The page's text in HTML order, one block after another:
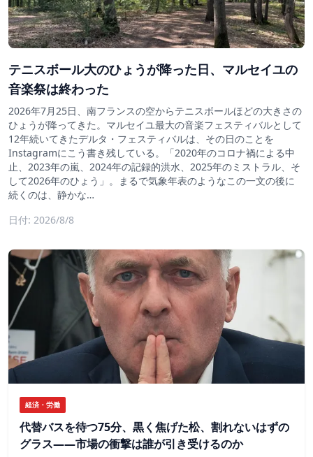
テニスボール大のひょうが降った日、マルセイユの
音楽祭は終わった
2026年7月25日、南フランスの空からテニスボールほどの大きさの
ひょうが降ってきた。マルセイユ最大の音楽フェスティバルとして
12年続いてきたデルタ・フェスティバルは、その日のことを
Instagramにこう書き残している。「2020年のコロナ禍による中
止、2023年の嵐、2024年の記録的洪水、2025年のミストラル、そ
して2026年のひょう」。まるで気象年表のようなこの一文の後に
続くのは、静かな…
日付: 2026/8/8
経済・労働
代替バスを待つ75分、黒く焦げた松、割れないはずの
グラス——市場の衝撃は誰が引き受けるのか